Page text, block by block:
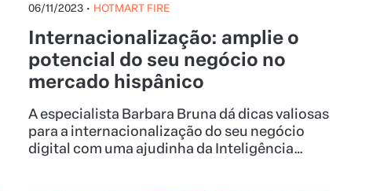
06/11/2023 • HOTMART FIRE
Internacionalização: amplie o
potencial do seu negócio no
mercado hispânico
A especialista Barbara Bruna dá dicas valiosas
para a internacionalização do seu negócio
digital com uma ajudinha da Inteligência